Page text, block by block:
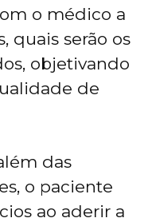
o médico a
quais serão os
objetivando
de
das
o paciente
ao aderir a